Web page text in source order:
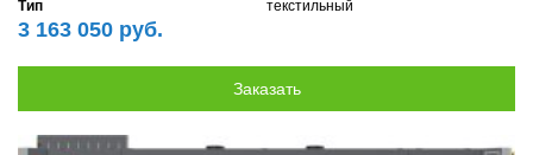
Тип
текстильный
3 163 050 руб.